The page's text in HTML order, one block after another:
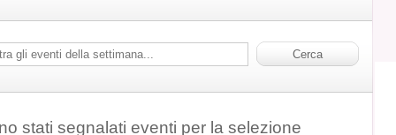
stati segnalati eventi per la selezione